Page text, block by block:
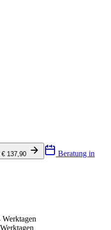
137,90 Beratung in
Werktagen